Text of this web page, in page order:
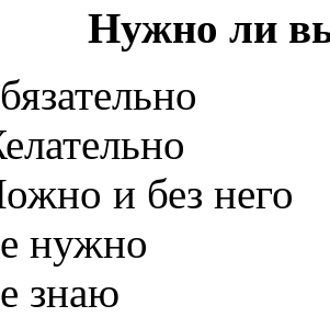
Нужно ли
и без него
нужно
знаю